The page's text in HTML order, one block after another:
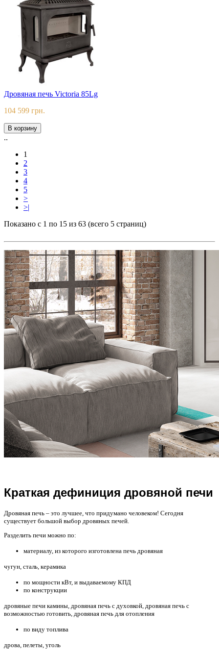
Дровяная печь Victoria 85Lg
104 599 грн.
В корзину
..
1
2
3
4
5
>
>|
Показано с 1 по 15 из 63 (всего 5 страниц)
Краткая дефиниция дровяной печи
Дровяная печь – это лучшее, что придумано человеком! Сегодня
существует большой выбор дровяных печей.
Разделить печи можно по:
материалу, из которого изготовлена печь дровяная
чугун, сталь, керамика
по мощности кВт, и выдаваемому КПД
по конструкции
дровяные печи камины, дровяная печь с духовкой, дровяная печь с
возможностью готовить, дровяная печь для отопления
по виду топлива
дрова, пелеты, уголь